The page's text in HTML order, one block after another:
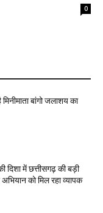
0
बांगो जलाशय का
दिशा में छत्तीसगढ़ की बड़ी
को मिल रहा व्यापक